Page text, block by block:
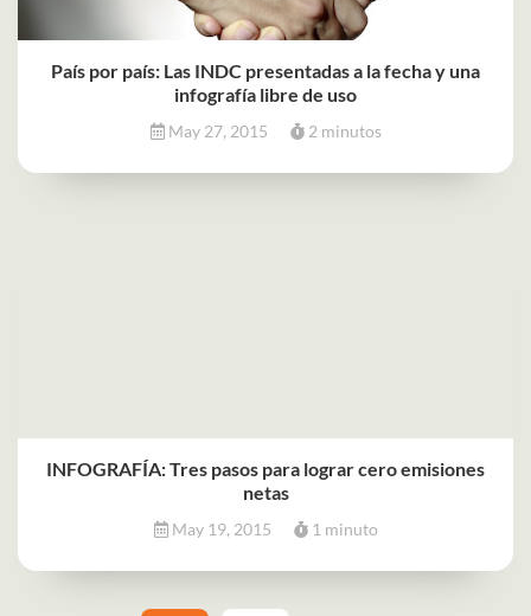
País por país: Las INDC presentadas a la fecha y una
infografía libre de uso
May 27, 2015 2 minutos
INFOGRAFÍA: Tres pasos para lograr cero emisiones
netas
May 19, 2015 1 minuto